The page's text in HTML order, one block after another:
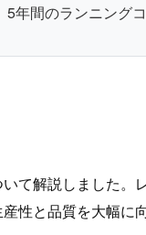
年間のランニング
て解説しました。
性と品質を大幅に